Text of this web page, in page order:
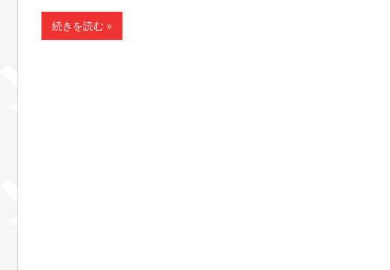
続きを読む